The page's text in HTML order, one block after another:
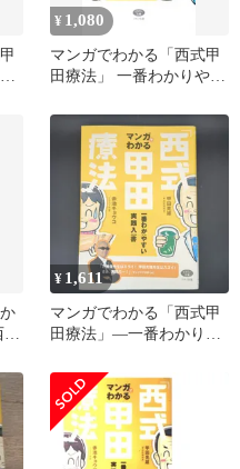
¥ 1,080
マンガでわかる「西式甲
田療法」 一番わかりやす
¥ 1,611
マンガでわかる「西式甲
田療法」―一番わかりや
雄 / 9784837670919